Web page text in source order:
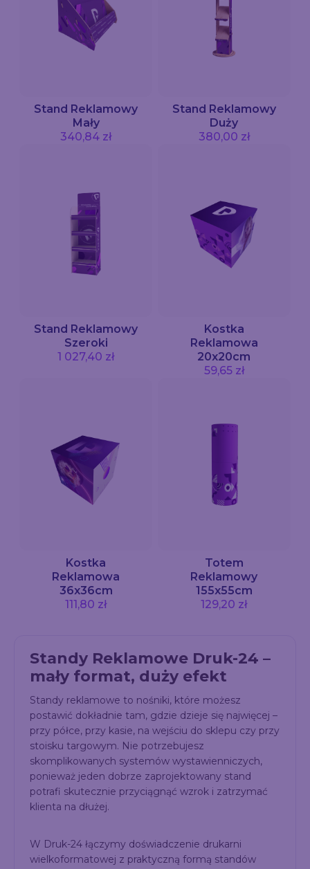
Stand Reklamowy
Mały
340,84 zł
Stand Reklamowy
Duży
380,00 zł
Stand Reklamowy
Szeroki
1 027,40 zł
Kostka
Reklamowa
20x20cm
59,65 zł
Kostka
Reklamowa
36x36cm
111,80 zł
Totem
Reklamowy
155x55cm
129,20 zł
Standy Reklamowe Druk-24 –
mały format, duży efekt
Standy reklamowe to nośniki, które możesz
postawić dokładnie tam, gdzie dzieje się najwięcej –
przy półce, przy kasie, na wejściu do sklepu czy przy
stoisku targowym. Nie potrzebujesz
skomplikowanych systemów wystawienniczych,
ponieważ jeden dobrze zaprojektowany stand
potrafi skutecznie przyciągnąć wzrok i zatrzymać
klienta na dłużej.
W Druk-24 łączymy doświadczenie drukarni
wielkoformatowej z praktyczną formą standów